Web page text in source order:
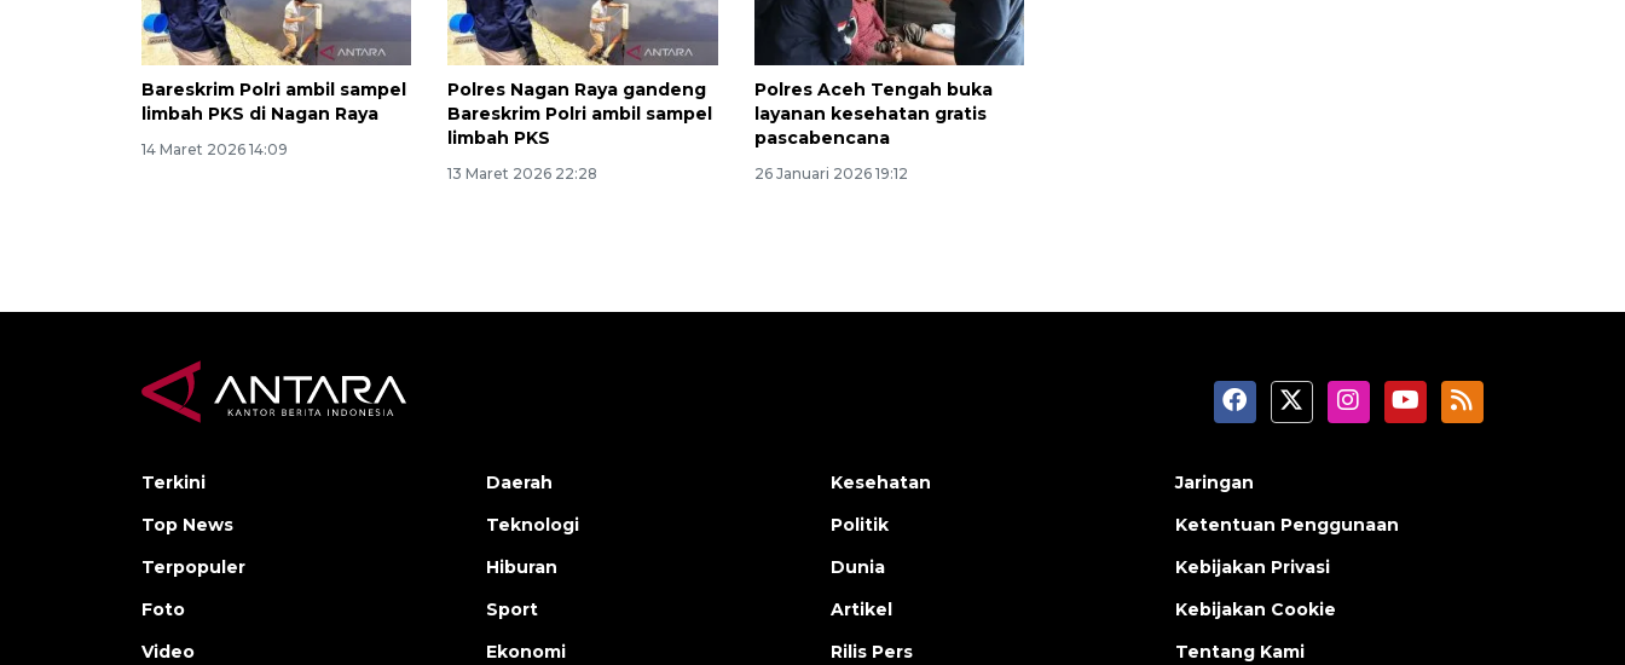
Bareskrim Polri ambil sampel
limbah PKS di Nagan Raya
14 Maret 2026 14:09
Polres Nagan Raya gandeng
Bareskrim Polri ambil sampel
limbah PKS
13 Maret 2026 22:28
Polres Aceh Tengah buka
layanan kesehatan gratis
pascabencana
26 Januari 2026 19:12
Terkini
Top News
Terpopuler
Foto
Video
Daerah
Teknologi
Hiburan
Sport
Ekonomi
Kesehatan
Politik
Dunia
Artikel
Rilis Pers
Jaringan
Ketentuan Penggunaan
Kebijakan Privasi
Kebijakan Cookie
Tentang Kami